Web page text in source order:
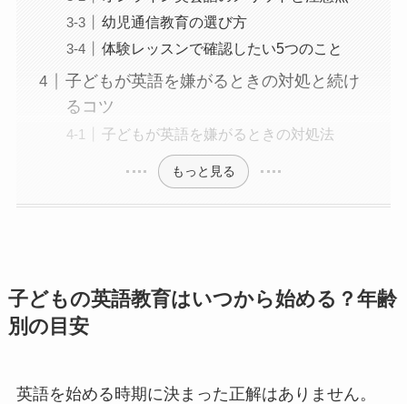
幼児通信教育の選び方
体験レッスンで確認したい5つのこと
子どもが英語を嫌がるときの対処と続け
るコツ
子どもが英語を嫌がるときの対処法
もっと見る
子どもの英語教育はいつから始める？年齢
別の目安
英語を始める時期に決まった正解はありません。